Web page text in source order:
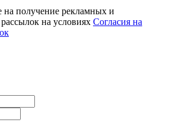
на получение рекламных и
на условиях Согласия на